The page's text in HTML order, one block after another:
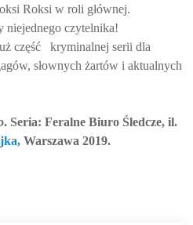
Roksi w roli głównej.
niejednego czytelnika!
część
kryminalnej serii dla
słownych żartów i aktualnych
. Seria: Feralne Biuro Śledcze, il.
, Warszawa 2019.